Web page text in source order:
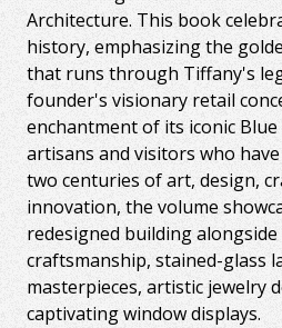
Architecture. This book
history, emphasizing the
that runs through Tiffany's
founder's visionary retail
enchantment of its iconic
artisans and visitors who
two centuries of art, design,
innovation, the volume
redesigned building
craftsmanship, stained-glass
masterpieces, artistic jewelry
captivating window displays.